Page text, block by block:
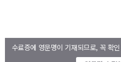
수료증에 영문명이 기재되므로, 꼭 확